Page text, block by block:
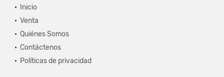
Inicio
Venta
Quiénes Somos
Contáctenos
Políticas de privacidad